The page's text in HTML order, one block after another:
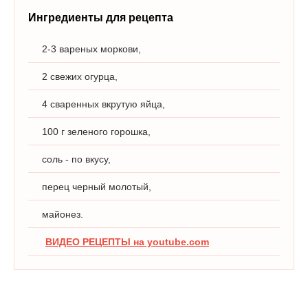
Ингредиенты для рецепта
2-3 вареных моркови,
2 свежих огурца,
4 сваренных вкрутую яйца,
100 г зеленого горошка,
соль - по вкусу,
перец черный молотый,
майонез.
ВИДЕО РЕЦЕПТЫ на youtube.com